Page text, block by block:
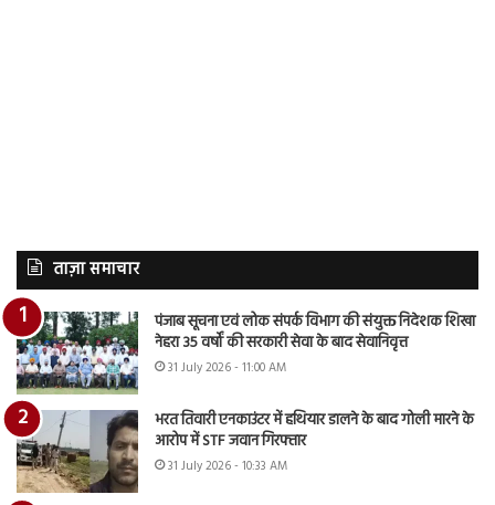
ताज़ा समाचार
पंजाब सूचना एवं लोक संपर्क विभाग की संयुक्त निदेशक शिखा
नेहरा 35 वर्षों की सरकारी सेवा के बाद सेवानिवृत्त
31 July 2026 - 11:00 AM
भरत तिवारी एनकाउंटर में हथियार डालने के बाद गोली मारने के
आरोप में STF जवान गिरफ्तार
31 July 2026 - 10:33 AM